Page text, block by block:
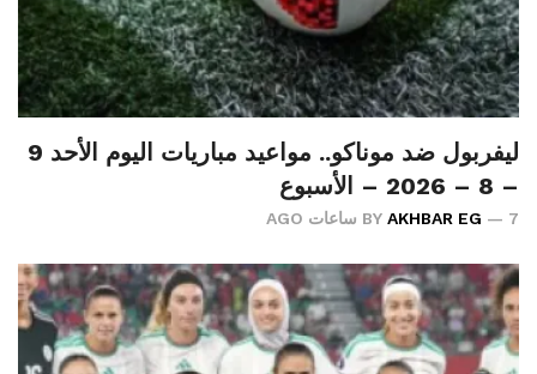
ليفربول ضد موناكو.. مواعيد مباريات اليوم الأحد 9
– 8 – 2026 – الأسبوع
BY AKHBAR EG 7 ساعات AGO